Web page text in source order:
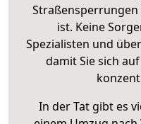
ist. Keine
Spezialisten und
damit Sie sich
In der Tat gibt es